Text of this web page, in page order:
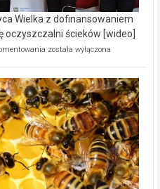
Wielka z dofinansowaniem
oczyszczalni ścieków [wideo]
Ekologiczne
Wręczyca
Wielka
z
dofinansowaniem
ponad
15,6
mln
na
modernizację
oczyszczalni
została wyłączona